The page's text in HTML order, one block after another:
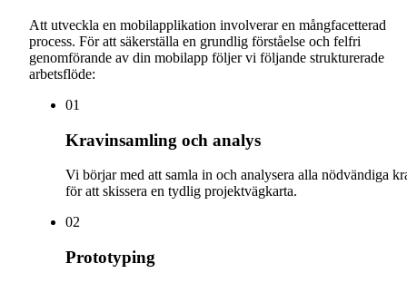
Att utveckla en mobilapplikation involverar en mångfacetterad
process. För att säkerställa en grundlig förståelse och felfri
genomförande av din mobilapp följer vi följande strukturerade
arbetsflöde:
01
Kravinsamling och analys
Vi börjar med att samla in och analysera alla nödvändiga
för att skissera en tydlig projektvägkarta.
02
Prototyping